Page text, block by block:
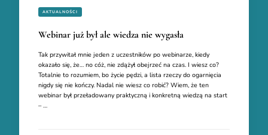
AKTUALNOŚCI
Webinar już był ale wiedza nie wygasła
Tak przywitał mnie jeden z uczestników po webinarze, kiedy
okazało się, że… no cóż, nie zdążył obejrzeć na czas. I wiesz co?
Totalnie to rozumiem, bo życie pędzi, a lista rzeczy do ogarnięcia
nigdy się nie kończy. Nadal nie wiesz co robić? Wiem, że ten
webinar był przeładowany praktyczną i konkretną wiedzą na start
– …